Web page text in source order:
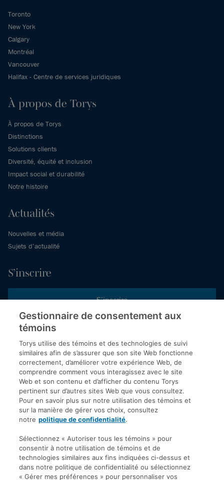
Toronto
New York
Calgary
Montréal
Vancouver
Halifax - Centre de services juridiques
À propos de Torys
À propos de Torys
Distinctions
Solutions clients
Diversité, équité et inclusion
Impact social et durabilité
Notre histoire
Actualités
Nouvelles et média
Sujets d’actualité
S’inscrire
S’inscrire
Inscrivez-vous aux publications de Torys pour recevoir nos derniers
commentaires, notre calendrier de webinaires et d’événements et
plus encore.
© 2026 Société d'avocats Torys S.E.N.C.R.L. Tous droits
réservés.
Politique de protection des renseignements personnels
Droit d’auteur
Avis de non-responsabilité
Modalités générales
Accessibilité
Gestionnaire de consentement aux
témoins
Torys utilise des témoins et des technologies de suivi
similaires afin de s’assurer que son site Web fonctionne
correctement, d’améliorer votre expérience Web, de
comprendre comment vous interagissez avec le site
Web et son contenu et d’afficher du contenu Torys
pertinent sur d’autres sites Web que vous consultez.
Pour en savoir plus sur notre utilisation des témoins et
sur la manière de gérer vos choix, consultez
notre politique de confidentialité.
Sélectionnez « Autoriser tous les témoins » pour
consentir à notre utilisation de témoins et de
technologies similaires aux fins indiquées ci-dessus et
dans notre politique de confidentialité ou sélectionnez
« Gérer mes préférences » pour personnaliser vos